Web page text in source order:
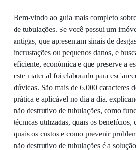
Bem-vindo ao guia mais completo
de tubulações. Se você possui um
antigas, que apresentam sinais de
incrustações ou pequenos danos, e
eficiente, econômica e que preserve a
este material foi elaborado para
dúvidas. São mais de 6.000 caracteres
prática e aplicável no dia a dia,
não destrutivo de tubulações, como
técnicas utilizadas, quais os benefícios,
quais os custos e como prevenir
não destrutivo de tubulações é a